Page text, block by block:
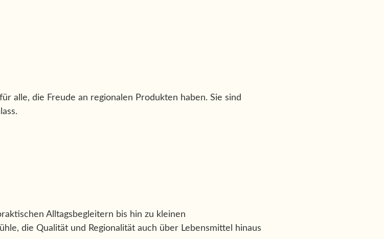
alle, die Freude an regionalen Produkten haben. Sie sind
Alltagsbegleitern bis hin zu kleinen
die Qualität und Regionalität auch über Lebensmittel hinaus